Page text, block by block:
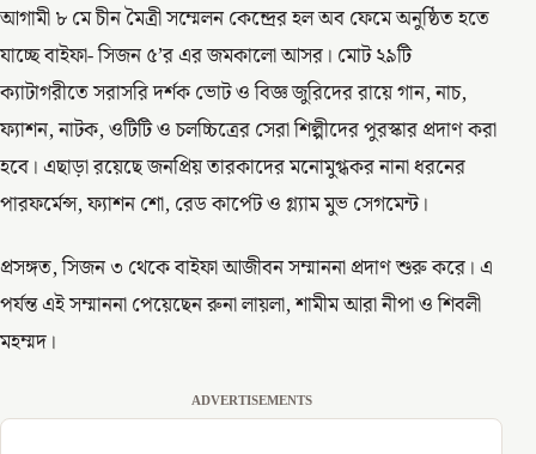
আগামী ৮ মে চীন মৈত্রী সম্মেলন কেন্দ্রের হল অব ফেমে অনুষ্ঠিত হতে
যাচ্ছে বাইফা- সিজন ৫’র এর জমকালো আসর। মোট ২৯টি
ক্যাটাগরীতে সরাসরি দর্শক ভোট ও বিজ্ঞ জুরিদের রায়ে গান, নাচ,
ফ্যাশন, নাটক, ওটিটি ও চলচ্চিত্রের সেরা শিল্পীদের পুরস্কার প্রদাণ করা
হবে। এছাড়া রয়েছে জনপ্রিয় তারকাদের মনোমুগ্ধকর নানা ধরনের
পারফর্মেন্স, ফ্যাশন শো, রেড কার্পেট ও গ্ল্যাম মুভ সেগমেন্ট।
প্রসঙ্গত, সিজন ৩ থেকে বাইফা আজীবন সম্মাননা প্রদাণ শুরু করে। এ
পর্যন্ত এই সম্মাননা পেয়েছেন রুনা লায়লা, শামীম আরা নীপা ও শিবলী
মহম্মদ।
ADVERTISEMENTS